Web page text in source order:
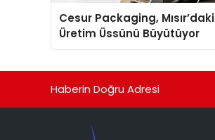
Cesur Packaging, Mısır’daki
Üretim Üssünü Büyütüyor
Haberin Doğru Adresi